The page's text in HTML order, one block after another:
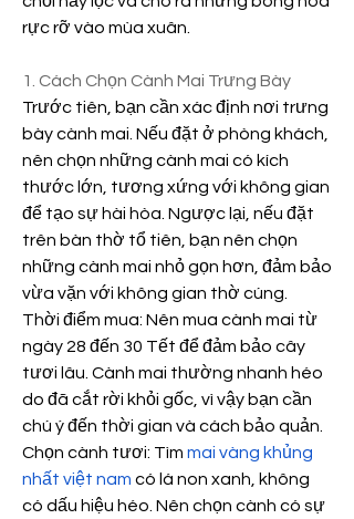
rực rỡ vào mùa xuân.
1. Cách Chọn Cành Mai Trưng Bày
Trước tiên, bạn cần xác định nơi trưng
bày cành mai. Nếu đặt ở phòng khách,
nên chọn những cành mai có kích
thước lớn, tương xứng với không gian
để tạo sự hài hòa. Ngược lại, nếu đặt
trên bàn thờ tổ tiên, bạn nên chọn
những cành mai nhỏ gọn hơn, đảm bảo
vừa vặn với không gian thờ cúng.
Thời điểm mua: Nên mua cành mai từ
ngày 28 đến 30 Tết để đảm bảo cây
tươi lâu. Cành mai thường nhanh héo
do đã cắt rời khỏi gốc, vì vậy bạn cần
chú ý đến thời gian và cách bảo quản.
Chọn cành tươi: Tìm mai vàng khủng
nhất việt nam có lá non xanh, không
có dấu hiệu héo. Nên chọn cành có sự